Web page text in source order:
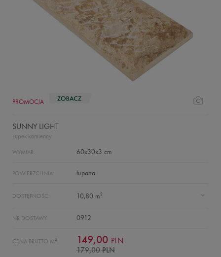
PROMOCJA
SUNNY LIGHT
Łupek kamienny
WYMIAR: 60x30x3 cm
POWIERZCHNIA: łupana
DOSTĘPNOŚĆ: 10,80 m2
NR DOSTAWY: 0912
CENA BRUTTO M 2 : 149,00 PLN
179,00 PLN